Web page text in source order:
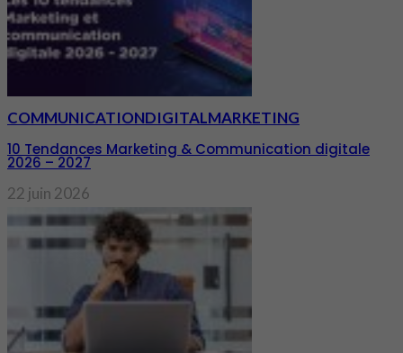
COMMUNICATIONDIGITALMARKETING
10 Tendances Marketing & Communication digitale
2026 – 2027
22 juin 2026